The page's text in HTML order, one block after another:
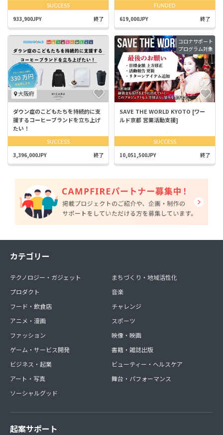
SUCCESS
933,900JPY 終了
FUNDED
619,000JPY 終了
大阪府
ダウン症のこどもたちを持続的に支
援するコーヒーブランドを立ち上げ
たい！
SUCCESS
3,396,000JPY 終了
コロナサポート
プログラム対象
SAVE THE WORLD KYOTO [ワー
ルド京都 営業活動支援]
SUCCESS
10,051,500JPY 終了
カテゴリー
テクノロジー・ガジェット
プロダクト
フード・飲食店
アニメ・漫画
ファッション
ゲーム・サービス開発
ビジネス・起業
アート・写真
ソーシャルグッド
まちづくり・地域活性化
音楽
チャレンジ
スポーツ
映像・映画
書籍・雑誌出版
ビューティー・ヘルスケア
舞台・パフォーマンス
起案サポート